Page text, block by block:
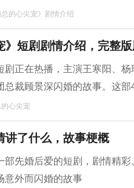
总的心尖宠》剧情介绍
》短剧剧情介绍，完整
剧正在热播，主演王寒阳、
总裁顾景深闪婚的故事。这
心尖宠
讲了什么，故事梗概
部先婚后爱的短剧，剧情精
意外而闪婚的故事